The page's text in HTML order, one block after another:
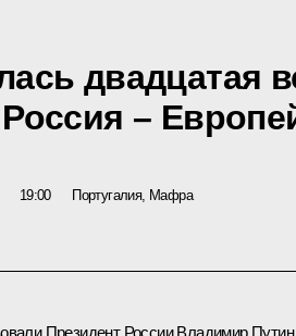
двадцатая
–
19:00 Португалия, Мафра